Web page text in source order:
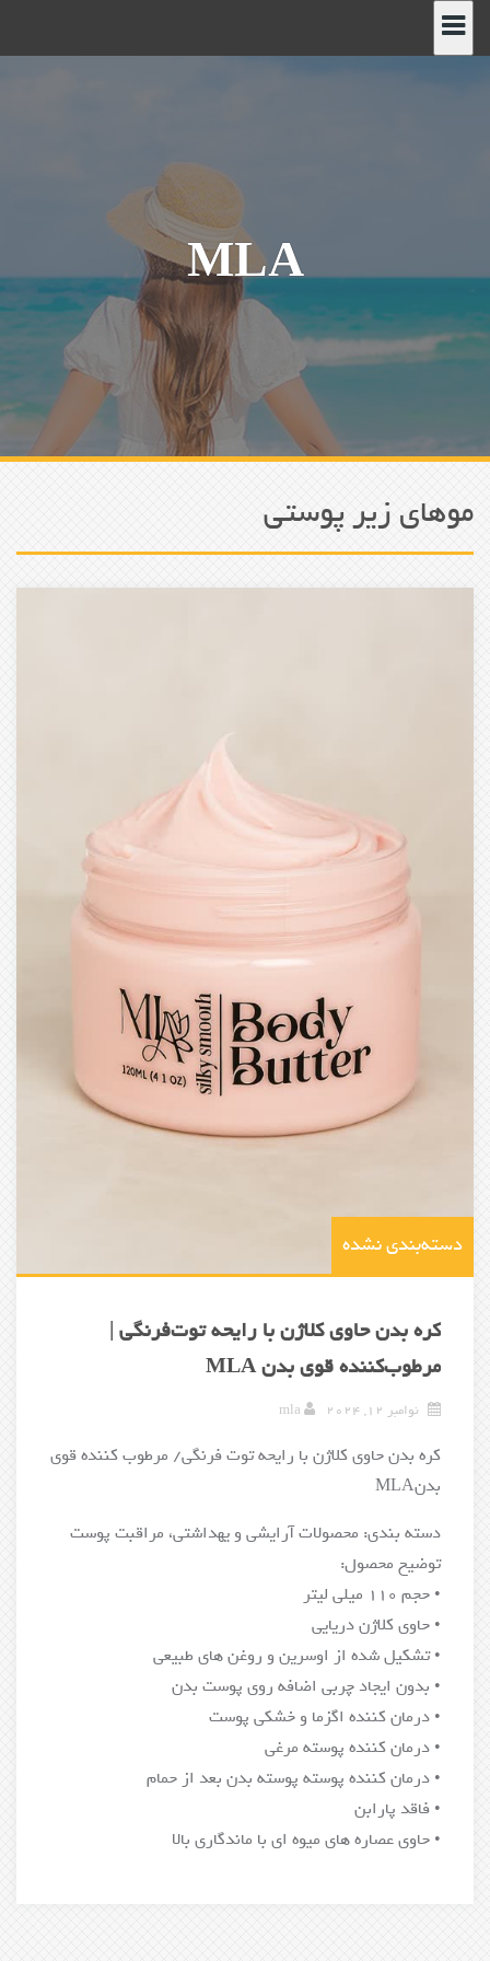
پرش
MLA
موهای زیر پوستی
دسته‌بندی نشده
کره بدن حاوی کلاژن با رایحه توت‌فرنگی |
مرطوب‌کننده قوی بدن MLA
نوامبر 12, 2024 mla
کره بدن حاوی کلاژن با رایحه توت فرنگی/ مرطوب کننده قوی
بدنMLA
دسته بندی: محصولات آرایشی و یهداشتی، مراقبت پوست
توضیح محصول:
• حجم 110 میلی لیتر
• حاوی کلاژن دریایی
• تشکیل شده از اوسرین و روغن های طبیعی
• بدون ایجاد چربی اضافه روی پوست بدن
• درمان کننده اگزما و خشکی پوست
• درمان کننده پوسته مرغی
• درمان کننده پوسته پوسته بدن بعد از حمام
• فاقد پارابن
• حاوی عصاره های میوه ای با ماندگاری بالا